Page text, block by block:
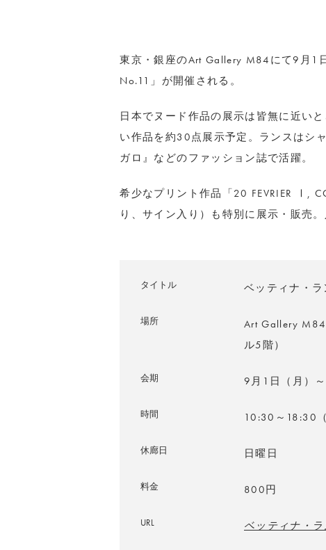
東京・銀座のArt Gallery M84にて9月1
No.11」が開催される。
日本でヌード作品の展示は皆無に近い
い作品を約30点展示予定。ランスはシ
ガロ』などのファッション誌で活躍。
希少なプリント作品「20 FEVRIER Ⅰ,
り、サイン入り）も特別に展示・販売。
タイトル ベッティナ・
場所
Art Gallery
ル5階）
会期 9月1日（月）
時間 10:30～18:30
休廊日 日曜日
料金 800円
URL ベッティナ・